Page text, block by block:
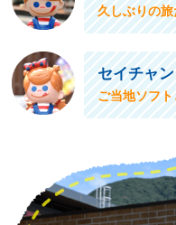
久しぶりの
セイチャン
ご当地ソフ